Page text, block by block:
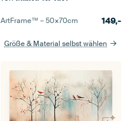
ArtFrame™ –50×70cm 149,-
Größe & Material selbst wählen